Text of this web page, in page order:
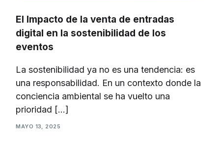
El Impacto de la venta de entradas
digital en la sostenibilidad de los
eventos
La sostenibilidad ya no es una tendencia: es
una responsabilidad. En un contexto donde la
conciencia ambiental se ha vuelto una
prioridad […]
MAYO 13, 2025